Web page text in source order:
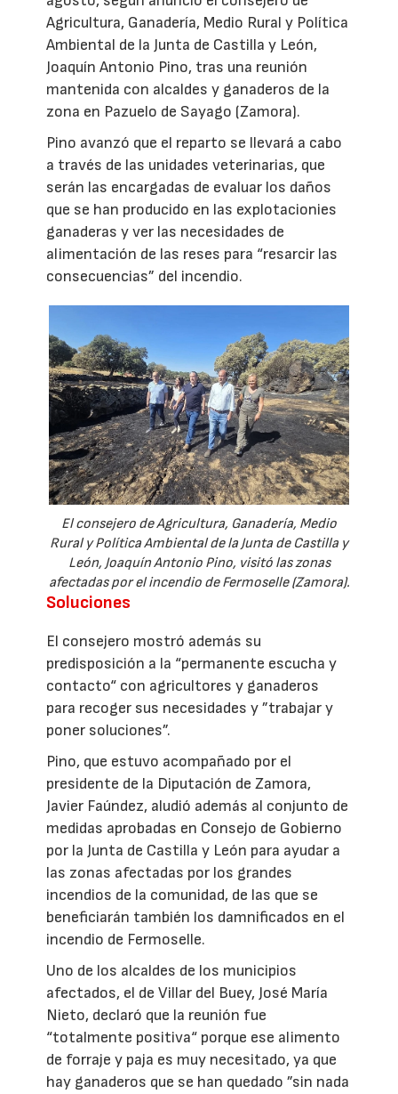
Agricultura, Ganadería, Medio Rural y Política
Ambiental de la Junta de Castilla y León,
Joaquín Antonio Pino, tras una reunión
mantenida con alcaldes y ganaderos de la
zona en Pazuelo de Sayago (Zamora).
Pino avanzó que el reparto se llevará a cabo
a través de las unidades veterinarias, que
serán las encargadas de evaluar los daños
que se han producido en las explotacionies
ganaderas y ver las necesidades de
alimentación de las reses para “resarcir las
consecuencias” del incendio.
El consejero de Agricultura, Ganadería, Medio
Rural y Política Ambiental de la Junta de Castilla y
León, Joaquín Antonio Pino, visitó las zonas
afectadas por el incendio de Fermoselle (Zamora).
Soluciones
El consejero mostró además su
predisposición a la “permanente escucha y
contacto“ con agricultores y ganaderos
para recoger sus necesidades y ”trabajar y
poner soluciones”.
Pino, que estuvo acompañado por el
presidente de la Diputación de Zamora,
Javier Faúndez, aludió además al conjunto de
medidas aprobadas en Consejo de Gobierno
por la Junta de Castilla y León para ayudar a
las zonas afectadas por los grandes
incendios de la comunidad, de las que se
beneficiarán también los damnificados en el
incendio de Fermoselle.
Uno de los alcaldes de los municipios
afectados, el de Villar del Buey, José María
Nieto, declaró que la reunión fue
“totalmente positiva“ porque ese alimento
de forraje y paja es muy necesitado, ya que
hay ganaderos que se han quedado ”sin nada